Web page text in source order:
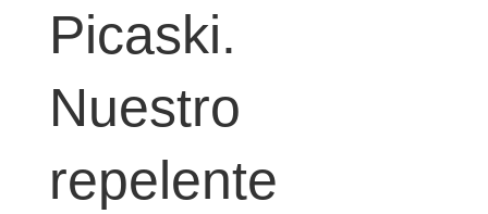
Picaski.
Nuestro
repelente